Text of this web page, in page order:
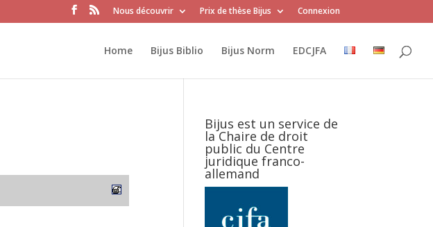
Nous découvrir Prix de thèse Bijus Connexion
Home Bijus Biblio Bijus Norm EDCJFA
Bijus est un service de
la Chaire de droit
public du Centre
juridique franco-
allemand